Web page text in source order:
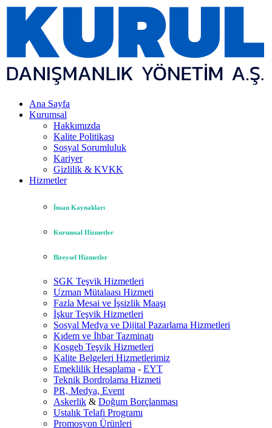
Ana Sayfa
Kurumsal
Hakkımızda
Kalite Politikası
Sosyal Sorumluluk
Kariyer
Gizlilik & KVKK
Hizmetler
İnsan Kaynakları
Kurumsal Hizmetler
Bireysel Hizmetler
SGK Teşvik Hizmetleri
Uzman Mütalaası Hizmeti
Fazla Mesai ve İşsizlik Maaşı
İşkur Teşvik Hizmetleri
Sosyal Medya ve Dijital Pazarlama Hizmetleri
Kıdem ve İhbar Tazminatı
Kosgeb Teşvik Hizmetleri
Kalite Belgeleri Hizmetlerimiz
Emeklilik Hesaplama - EYT
Teknik Bordrolama Hizmeti
PR, Medya, Event
Askerlik & Doğum Borçlanması
Ustalık Telafi Programı
Promosyon Ürünleri